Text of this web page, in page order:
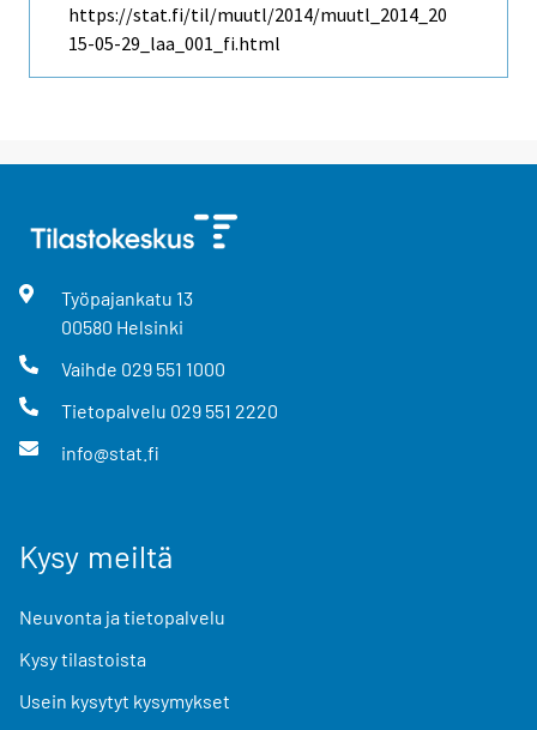
https://stat.fi/til/muutl/2014/muutl_2014_20
15-05-29_laa_001_fi.html
Työpajankatu 13
00580 Helsinki
Vaihde 029 551 1000
Tietopalvelu 029 551 2220
info@stat.fi
Kysy meiltä
Neuvonta ja tietopalvelu
Kysy tilastoista
Usein kysytyt kysymykset